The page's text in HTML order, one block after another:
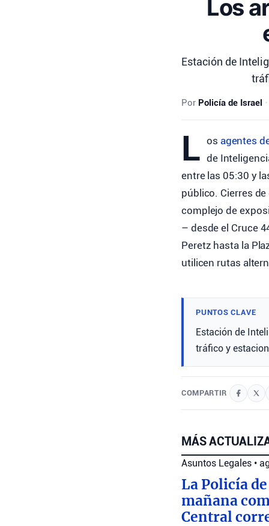
Los
Estación de
Por Policía de Israel •
L os agentes
de
entre las 05:30 y
público. Cierres
complejo de
– desde el Cruce
Peretz hasta la
utilicen rutas
PUNTOS CLAVE
Estación de
tráfico y
COMPARTIR
MÁS
Asuntos Legales •
La Policía
mañana
Central